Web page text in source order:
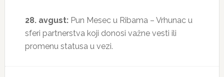
28. avgust:Pun Mesec u Ribama – Vrhunac u
sferi partnerstva koji donosi važne vesti ili
promenu statusa u vezi.